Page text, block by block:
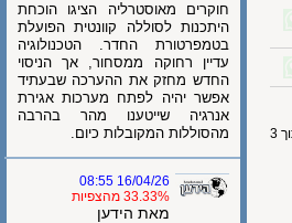
חוקרים מאוסטרליה הציגו הוכחת
היתכנות לסוללה קוונטית הפועלת
בטמפרטורת החדר. הטכנולוגיה
עדיין רחוקה ממסחור, אך הניסוי
החדש מחזק את ההערכה שבעתיד
אפשר יהיה לפתח מערכות אגירת
אנרגיה שייטענו מהר בהרבה
מהסוללות המקובלות כיום.
16/04/26 08:55
33.33% מהצפיות
מאת הידען